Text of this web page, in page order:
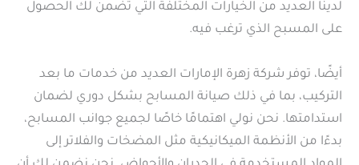
لدينا العديد من الخيارات المختلفة التي تضمن لك الحصول
على المسبح الذي ترغب فيه.
أيضًا، توفر شركة زهرة الإمارات العديد من خدمات ما بعد
التركيب، بما في ذلك صيانة المسابح بشكل دوري لضمان
استدامتها. نحن نولي اهتمامًا خاصًا لجميع جوانب المسابح،
بدءًا من الأنظمة الميكانيكية مثل المضخات والفلاتر إلى